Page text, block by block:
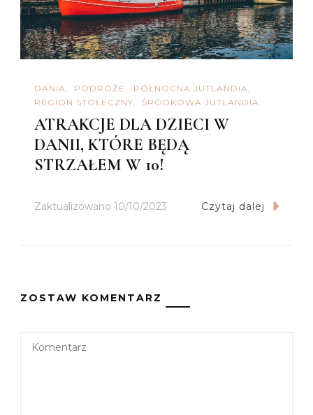
DANIA PODRÓŻE
PÓŁNOCNA JUTLANDIA
REGION STOŁECZNY
ŚRODKOWA JUTLANDIA
ATRAKCJE DLA DZIECI W
DANII, KTÓRE BĘDĄ
STRZAŁEM W 10!
Zaktualizowano 10/10/2023 Czytaj dalej
ZOSTAW KOMENTARZ